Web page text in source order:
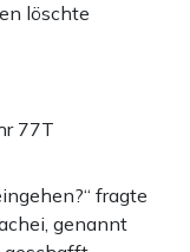
löschte
77T
fragte
genannt